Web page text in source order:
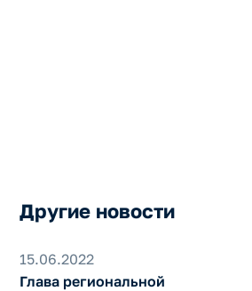
Другие новости
15.06.2022
Глава региональной